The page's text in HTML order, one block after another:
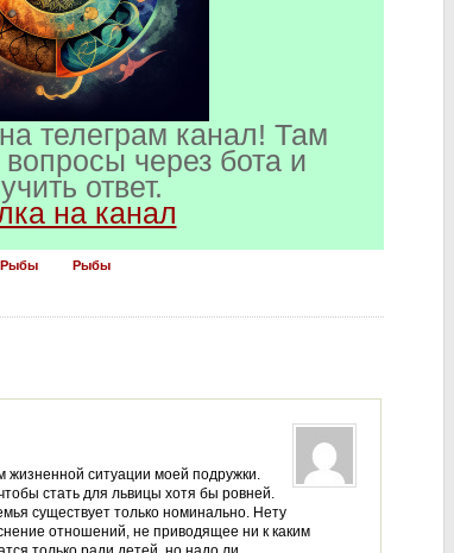
телеграм канал! Там
через бота и
ответ.
на канал
Рыбы Рыбы
жизненной ситуации моей подружки.
стать для львицы хотя бы ровней.
существует только номинально. Нету
отношений, не приводящее ни к каким